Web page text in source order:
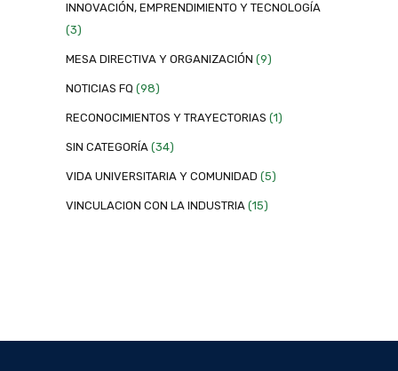
INNOVACIÓN, EMPRENDIMIENTO Y TECNOLOGÍA
(3)
MESA DIRECTIVA Y ORGANIZACIÓN (9)
NOTICIAS FQ (98)
RECONOCIMIENTOS Y TRAYECTORIAS (1)
SIN CATEGORÍA (34)
VIDA UNIVERSITARIA Y COMUNIDAD (5)
VINCULACION CON LA INDUSTRIA (15)